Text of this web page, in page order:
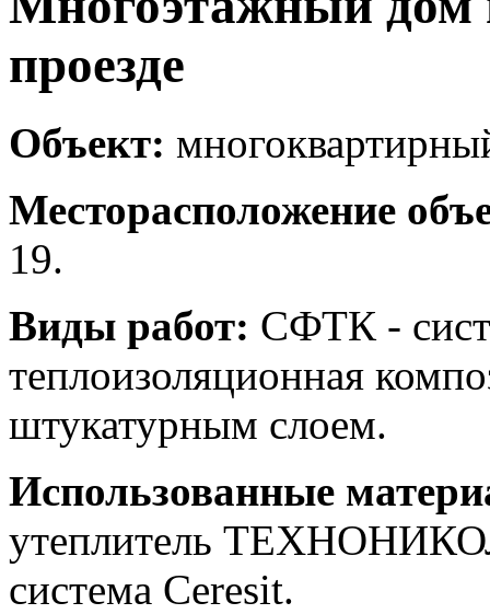
проезде
Объект:
Месторасположение
19.
Виды работ: СФТК -
теплоизоляционная
штукатурным слоем.
Использованные
утеплитель
система Ceresit.